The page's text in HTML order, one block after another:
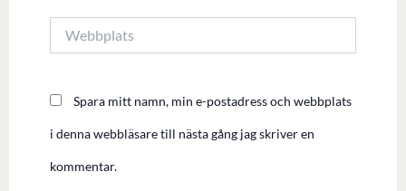
Spara mitt namn, min e-postadress och webbplats
i denna webbläsare till nästa gång jag skriver en
kommentar.